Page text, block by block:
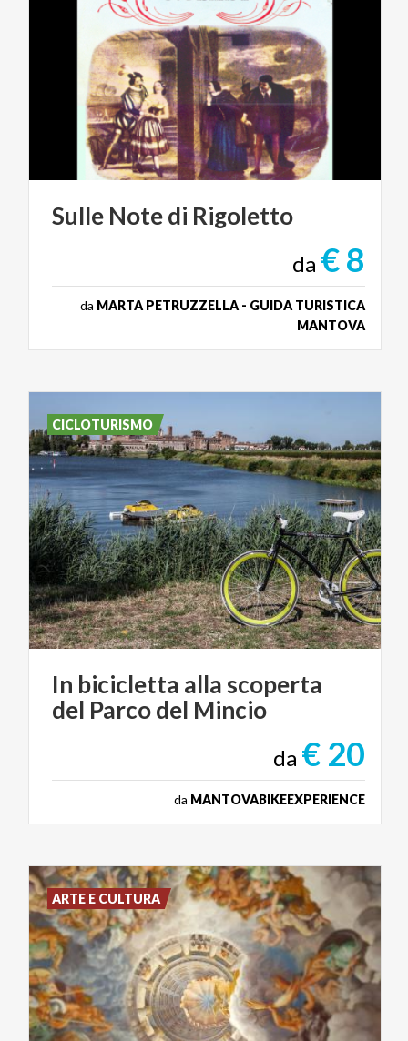
Sulle Notedi Rigoletto
da € 8
da MARTA PETRUZZELLA - GUIDA TURISTICA
MANTOVA
In bicicletta alla scoperta
del Parcodel Mincio
da € 20
da MANTOVABIKEEXPERIENCE
CICLOTURISMO
ARTE E CULTURA